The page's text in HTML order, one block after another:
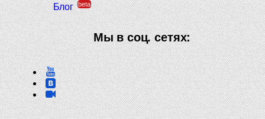
Блог beta
Мы в соц. сетях: